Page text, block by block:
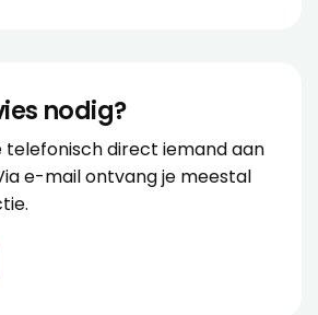
nodig?
telefonisch direct iemand aan
e-mail ontvang je meestal